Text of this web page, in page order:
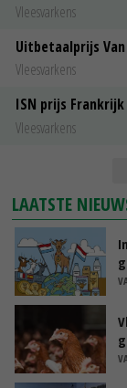
Vleesvarkens
Uitbetaalprijs
Vleesvarkens
ISN prijs Frankrijk
Vleesvarkens
LAATSTE